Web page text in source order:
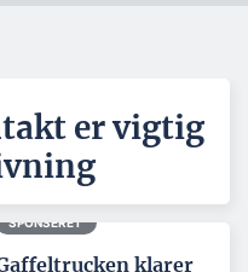
er vigtig
SPONSERET
klarer